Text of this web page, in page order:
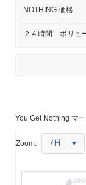
NOTHING 価格
２４時間 ボリュ
You Get Nothing マ
Zoom: 7日